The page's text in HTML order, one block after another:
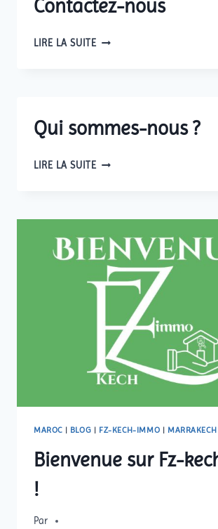
Contactez-nous
LIRE LA SUITECONTACTEZ-
Qui sommes-nous ?
LIRE LA SUITEQUI
MAROC| BLOG | FZ-KECH-IMMO | MARRAKECH
Bienvenue sur Fz-
!
Par